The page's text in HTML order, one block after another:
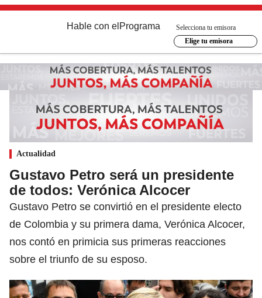
Hable con el Programa
Selecciona tu emisora
Elige tu emisora
Actualidad
Gustavo Petro será un presidente
de todos: Verónica Alcocer
Gustavo Petro se convirtió en el presidente electo
de Colombia y su primera dama, Verónica Alcocer,
nos contó en primicia sus primeras reacciones
sobre el triunfo de su esposo.